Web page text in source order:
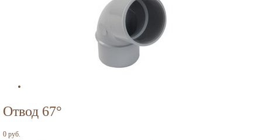
Отвод 67°
0 руб.